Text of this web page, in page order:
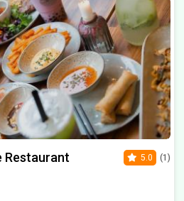
Restaurant
5.0 (1)